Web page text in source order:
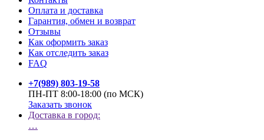
Оплата и доставка
Гарантия, обмен и возврат
Отзывы
Как оформить заказ
Как отследить заказ
FAQ
+7(989) 803-19-58
ПН-ПТ 8:00-18:00 (по МСК)
Заказать звонок
Доставка в город:
…